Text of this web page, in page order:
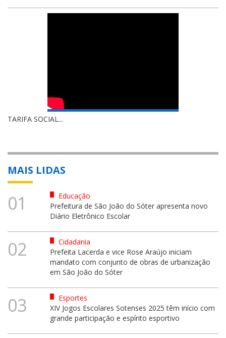
TARIFA SOCIAL...
MAIS LIDAS
01
Educação
Prefeitura de São João do Sóter apresenta novo
Diário Eletrônico Escolar
02
Cidadania
Prefeita Lacerda e vice Rose Araújo iniciam
mandato com conjunto de obras de urbanização
em São João do Sóter
03
Esportes
XIV Jogos Escolares Sotenses 2025 têm início com
grande participação e espírito esportivo